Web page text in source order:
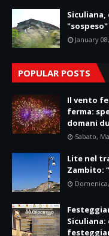
"sospeso"
January
POPULAR POSTS
Il vento
ferma:
domani
Sabato,
Lite nel
Zambito: